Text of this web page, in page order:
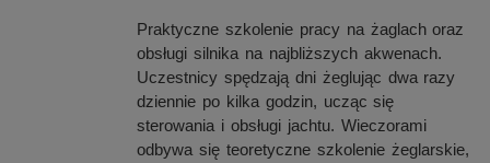
Praktyczne szkolenie pracy na żaglach oraz
obsługi silnika na najbliższych akwenach.
Uczestnicy spędzają dni żeglując dwa razy
dziennie po kilka godzin, ucząc się
sterowania i obsługi jachtu. Wieczorami
odbywa się teoretyczne szkolenie żeglarskie,